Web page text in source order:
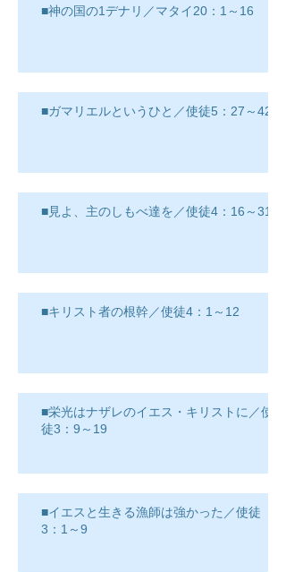
■神の国の1デナリ／マタイ20：1～16
■ガマリエルというひと／使徒5：27～42
■見よ、主のしもべ達を／使徒4：16～31
■キリスト者の根幹／使徒4：1～12
■栄光はナザレのイエス・キリストに／使
徒3：9～19
■イエスと生きる漁師は強かった／使徒
3：1～9